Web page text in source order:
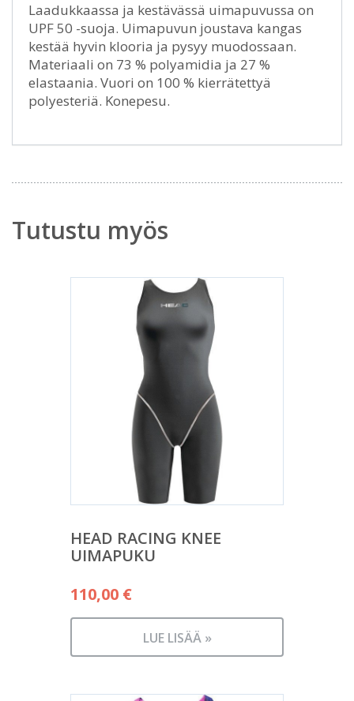
Laadukkaassa ja kestävässä uimapuvussa on
UPF 50 -suoja. Uimapuvun joustava kangas
kestää hyvin klooria ja pysyy muodossaan.
Materiaali on 73 % polyamidia ja 27 %
elastaania. Vuori on 100 % kierrätettyä
polyesteriä. Konepesu.
Tutustu myös
HEAD RACING KNEE
UIMAPUKU
110,00 €
LUE LISÄÄ »